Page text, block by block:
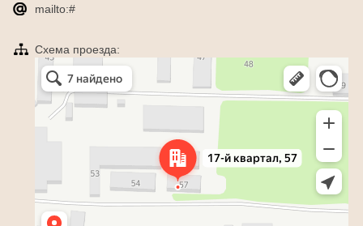
mailto:#
Схема проезда:
Яндекс Карты
Радужный — Яндекс Карты